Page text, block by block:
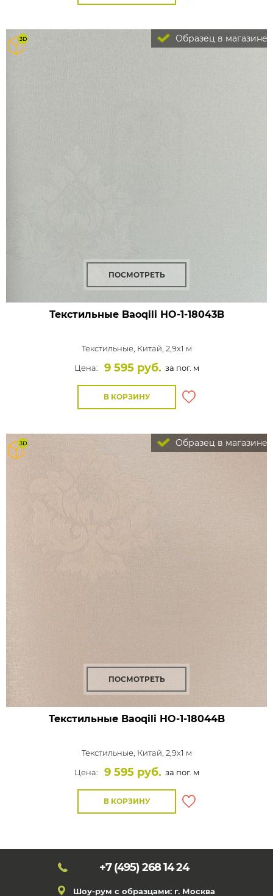
Образец в магазине
ПОСМОТРЕТЬ
Текстильные Baoqili HO-1-18043B
Текстильные, Китай, 2,9x1 м
Цена:
9 595 руб. за пог. м
В КОРЗИНУ
Образец в магазине
ПОСМОТРЕТЬ
Текстильные Baoqili HO-1-18044B
Текстильные, Китай, 2,9x1 м
Цена:
9 595 руб. за пог. м
В КОРЗИНУ
+7 (495) 268 14 24
Шоу-рум с образцами: г. Москва